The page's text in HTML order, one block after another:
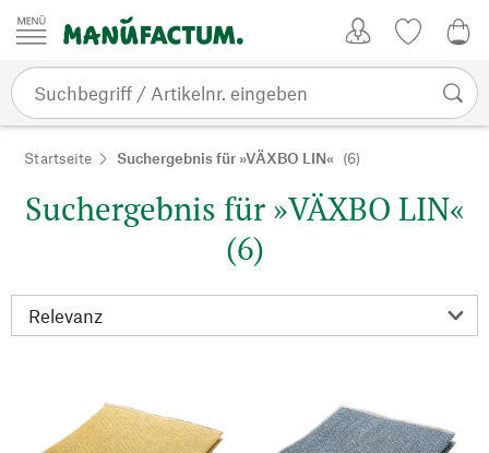
Zum Inhalt springen
Startseite Suchergebnis für »VÄXBO LIN« (6)
Suchergebnis für »VÄXBO LIN«
(6)